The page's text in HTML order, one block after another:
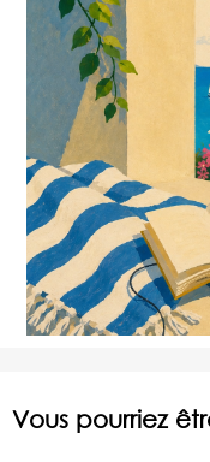
Vous pourriez